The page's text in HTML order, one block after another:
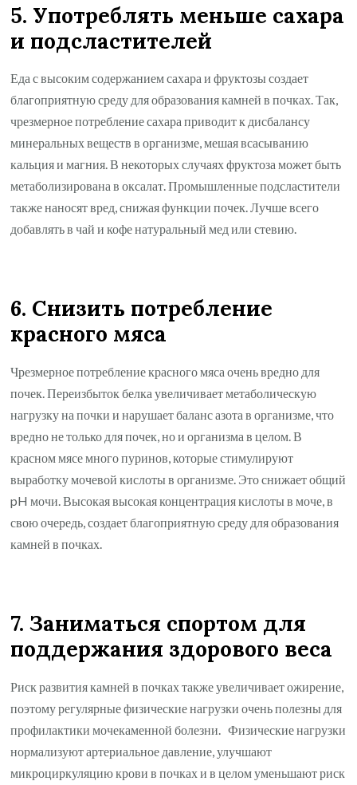
5. Употреблять меньше сахара
и подсластителей
Еда с высоким содержанием сахара и фруктозы создает
благоприятную среду для образования камней в почках. Так,
чрезмерное потребление сахара приводит к дисбалансу
минеральных веществ в организме, мешая всасыванию
кальция и магния. В некоторых случаях фруктоза может быть
метаболизирована в оксалат. Промышленные подсластители
также наносят вред, снижая функции почек. Лучше всего
добавлять в чай и кофе натуральный мед или стевию.
6. Снизить потребление
красного мяса
Чрезмерное потребление красного мяса очень вредно для
почек. Переизбыток белка увеличивает метаболическую
нагрузку на почки и нарушает баланс азота в организме, что
вредно не только для почек, но и организма в целом. В
красном мясе много пуринов, которые стимулируют
выработку мочевой кислоты в организме. Это снижает общий
pH мочи. Высокая высокая концентрация кислоты в моче, в
свою очередь, создает благоприятную среду для образования
камней в почках.
7. Заниматься спортом для
поддержания здорового веса
Риск развития камней в почках также увеличивает ожирение,
поэтому регулярные физические нагрузки очень полезны для
профилактики мочекаменной болезни. Физические нагрузки
нормализуют артериальное давление, улучшают
микроциркуляцию крови в почках и в целом уменьшают риск